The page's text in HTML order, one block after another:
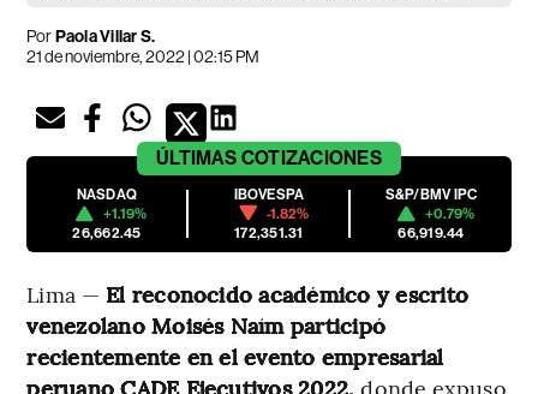
PorPaola Villar S.
21 de noviembre, 2022 | 02:15 PM
ÚLTIMAS COTIZACIONES
NASDAQ
+1.19%
26,662.45
IBOVESPA
-1.82%
172,351.31
S&P/BMV IPC
+0.79%
66,919.44
Lima — El reconocido académico y escrito
venezolano Moisés Naím participó
recientemente en el evento empresarial
peruano CADE Ejecutivos 2022, donde expuso